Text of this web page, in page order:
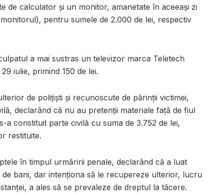
de calculator și un monitor, amanetate în aceeași zi
pentru sumele de 2.000 de lei, respectiv
a mai sustras un televizor marca Teletech
iulie, primind 150 de lei.
de polițiști și recunoscute de părinții victimei,
declarând că nu au pretenții materiale față de fiul
a constituit parte civilă cu suma de 3.752 de lei,
restituite.
în timpul urmăririi penale, declarând că a luat
bani, dar intenționa să le recupereze ulterior, lucru
a ales să se prevaleze de dreptul la tăcere.